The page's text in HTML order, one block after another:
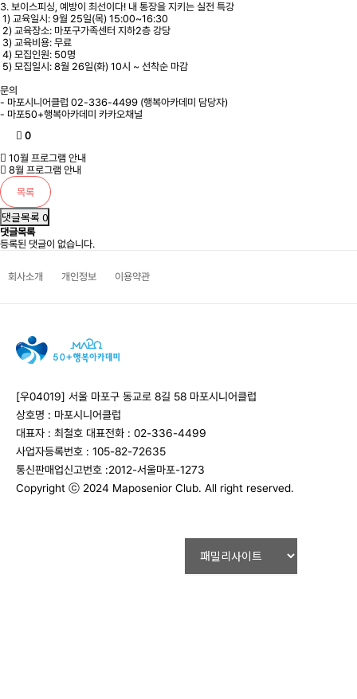
3. 보이스피싱, 예방이 최선이다! 내 통장을 지키는 실전 특강
1) 교육일시: 9월 25일(목) 15:00~16:30
2) 교육장소: 마포구가족센터 지하2층 강당
3) 교육비용: 무료
4) 모집인원: 50명
5) 모집일시: 8월 26일(화) 10시 ~ 선착순 마감
문의
- 마포시니어클럽 02-336-4499 (행복아카데미 담당자)
- 마포50+행복아카데미 카카오채널
0
10월 프로그램 안내
8월 프로그램 안내
목록
댓글목록 0
댓글목록
등록된 댓글이 없습니다.
회사소개 개인정보 이용약관
[우04019] 서울 마포구 동교로 8길 58 마포시니어클럽
상호명 : 마포시니어클럽
대표자 : 최철호 대표전화 : 02-336-4499
사업자등록번호 : 105-82-72635
통신판매업신고번호 :2012-서울마포-1273
Copyright ⓒ 2024 Maposenior Club. All right reserved.